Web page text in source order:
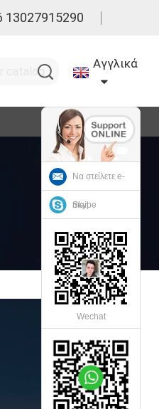
13027915290
Αγγλικά
Να στείλετε e-
mail
Skype
Wechat